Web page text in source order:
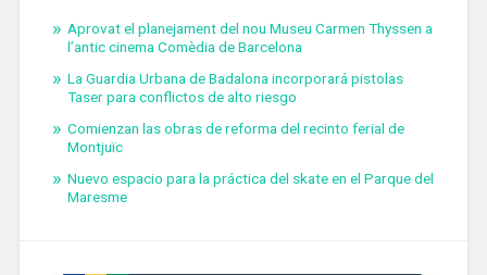
Aprovat el planejament del nou Museu Carmen Thyssen a
l’antic cinema Comèdia de Barcelona
La Guardia Urbana de Badalona incorporará pistolas
Taser para conflictos de alto riesgo
Comienzan las obras de reforma del recinto ferial de
Montjuïc
Nuevo espacio para la práctica del skate en el Parque del
Maresme